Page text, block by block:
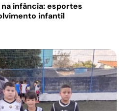
infância: esportes
infantil